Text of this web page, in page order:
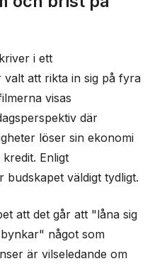
i ett
valt att rikta in sig på fyra
visas
där
löser sin ekonomi
Enligt
budskapet väldigt tydligt.
att det går att "låna sig
något som
är vilseledande om